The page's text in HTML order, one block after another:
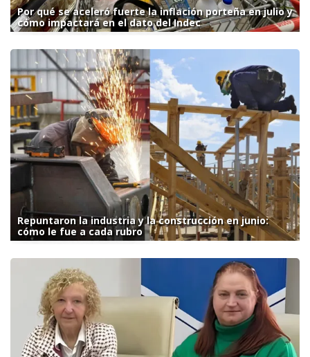
Por qué se aceleró fuerte la inflación porteña en julio y
cómo impactará en el dato del Indec
Repuntaron la industria y la construcción en junio:
cómo le fue a cada rubro